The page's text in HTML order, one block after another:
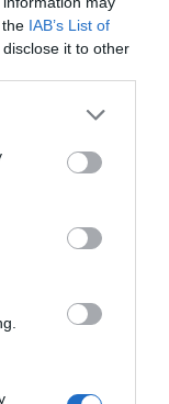
IAB’s List of
it to other
or more Google
You may click to
party tags to
in below Google
αυτό το